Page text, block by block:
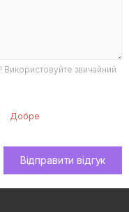
Використовуйте звичайний
Добре
Відправити відгук